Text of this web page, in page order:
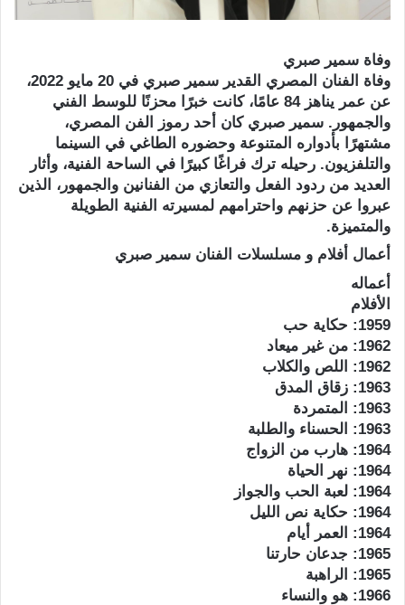
وفاة سمير صبري
وفاة الفنان المصري القدير سمير صبري في 20 مايو 2022،
عن عمر يناهز 84 عامًا، كانت خبرًا محزنًا للوسط الفني
والجمهور. سمير صبري كان أحد رموز الفن المصري،
مشتهرًا بأدواره المتنوعة وحضوره الطاغي في السينما
والتلفزيون. رحيله ترك فراغًا كبيرًا في الساحة الفنية، وأثار
العديد من ردود الفعل والتعازي من الفنانين والجمهور، الذين
عبروا عن حزنهم واحترامهم لمسيرته الفنية الطويلة
والمتميزة.
أعمال أفلام و مسلسلات الفنان سمير صبري
أعماله
الأفلام
1959: حكاية حب
1962: من غير ميعاد
1962: اللص والكلاب
1963: زقاق المدق
1963: المتمردة
1963: الحسناء والطلبة
1964: هارب من الزواج
1964: نهر الحياة
1964: لعبة الحب والجواز
1964: حكاية نص الليل
1964: العمر أيام
1965: جدعان حارتنا
1965: الراهبة
1966: هو والنساء